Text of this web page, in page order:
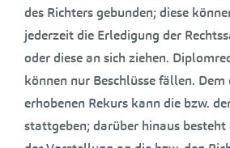
des Richters gebunden; diese
jederzeit die Erledigung der
oder diese an sich ziehen.
können nur Beschlüsse fällen. Dem
erhobenen Rekurs kann die bzw.
stattgeben; darüber hinaus